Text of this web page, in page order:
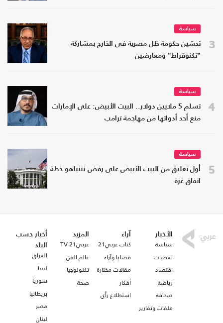
3
سياسة
تدشين حكومة ظل مصرية في الخارج بمشاركة
"تكنوقراط" ومعارضين
4
سياسة
تسلم 5 ملايين دولار.. البيت الأبيض: على الإمارات
منع أحد أدواتها من مهاجمة ترامب
5
سياسة
أول تعليق من البيت الأبيض على رفض نتنياهو خطة
اتفاق غزة
الأخبار
سياسة
تغطيات
اقتصاد
رياضة
صحافة
ملفات وتقارير
آراء
كتاب عربي21
قضايا وآراء
مقالات مختارة
أفكار
استطلاع رأي
المزيد
عربي21 TV
عالم الفن
تكنولوجيا
صحة
أخبار حسب
البلد
العراق
ليبيا
سوريا
بريطانيا
مصر
لبنان